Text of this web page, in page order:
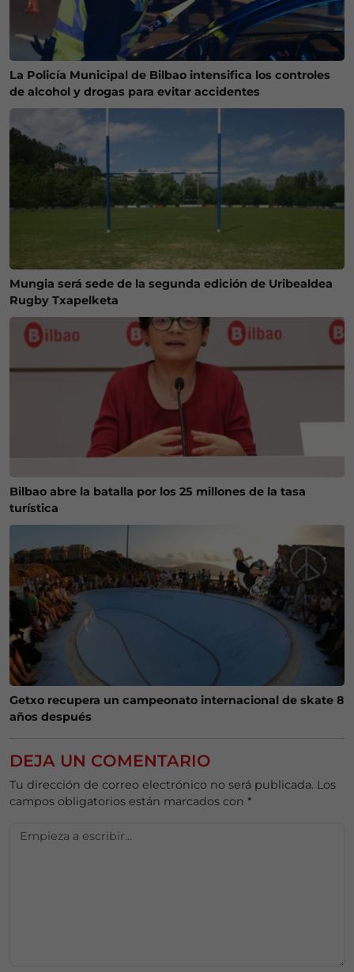
La Policía Municipal de Bilbao intensifica los controles
de alcohol y drogas para evitar accidentes
Mungia será sede de la segunda edición de Uribealdea
Rugby Txapelketa
Bilbao abre la batalla por los 25 millones de la tasa
turística
Getxo recupera un campeonato internacional de skate 8
años después
DEJA UN COMENTARIO
Tu dirección de correo electrónico no será publicada. Los
campos obligatorios están marcados con *